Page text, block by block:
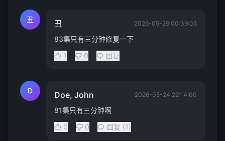
丑 丑 2026-05-29 00:39:05
83集只有三分钟修复一下
1
0 回复
D Doe, John 2026-05-24 22:14:00
81集只有三分钟啊
0
0 回复 (1)